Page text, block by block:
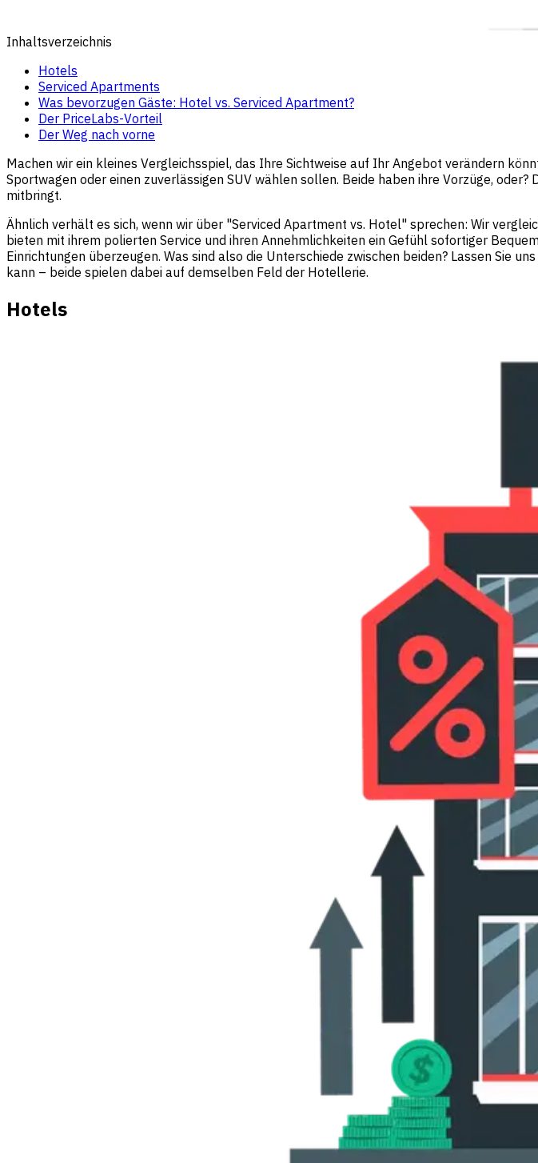
Inhaltsverzeichnis
Hotels
Serviced Apartments
Was bevorzugen Gäste: Hotel vs. Serviced Apartment?
Der PriceLabs-Vorteil
Der Weg nach vorne
Machen wir ein kleines Vergleichsspiel, das Ihre Sichtweise auf Ihr Angebot verändern
Sportwagen oder einen zuverlässigen SUV wählen sollen. Beide haben ihre Vorzüge,
mitbringt.
Ähnlich verhält es sich, wenn wir über "Serviced Apartment vs. Hotel" sprechen: Wir
bieten mit ihrem polierten Service und ihren Annehmlichkeiten ein Gefühl sofortiger
Einrichtungen überzeugen. Was sind also die Unterschiede zwischen beiden? Lassen Sie
kann – beide spielen dabei auf demselben Feld der Hotellerie.
Hotels